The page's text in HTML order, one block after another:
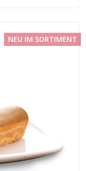
NEU IM SORTIMENT